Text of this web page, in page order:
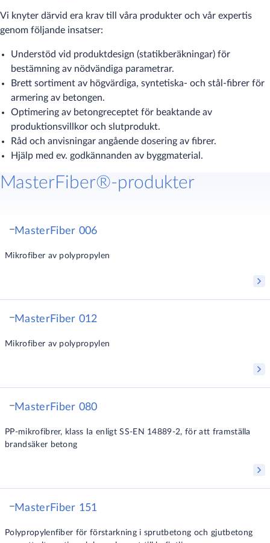
Vi knyter därvid era krav till våra produkter och vår expertis
genom följande insatser:
Understöd vid produktdesign (statikberäkningar) för
bestämning av nödvändiga parametrar.
Brett sortiment av högvärdiga, syntetiska- och stål-fibrer för
armering av betongen.
Optimering av betongreceptet för beaktande av
produktionsvillkor och slutprodukt.
Råd och anvisningar angående dosering av fibrer.
Hjälp med ev. godkännanden av byggmaterial.
MasterFiber®-produkter
MasterFiber 006
Mikrofiber av polypropylen
MasterFiber 012
Mikrofiber av polypropylen
MasterFiber 080
PP-mikrofibrer, klass Ia enligt SS-EN 14889-2, för att framställa
brandsäker betong
MasterFiber 151
Polypropylenfiber för förstarkning i sprutbetong och gjutbetong